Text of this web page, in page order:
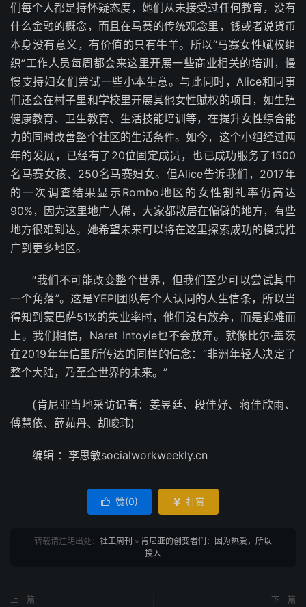
们每个人都是持怀疑态度，她们从未接受过任何教育，没有
什么金融的概念，而且在马赛的传统观念里，钱或者说货币
本身没有意义，有价值的只有牛羊。所以“马赛女性赋权组
织”工作人员每周都会来这里开展一些商业相关的培训，慢
慢支持妇女们尝试一些小本生意。与此同时，Alice和同事
们还会在村子里和学校里开展其他女性赋权的项目，如生殖
健康教育、卫生教育、生活技能培训等，在提升女性综合能
力的同时改善整个社区的生活条件。如今，这个小组经过两
年的发展，已经有了20位固定成员，也已成功服务了1500
名马赛女孩、250名马赛妇女。但Alice告诉我们，2017年
的一次调查结果显示Rombo地区的女性割礼率仍高达
90%，因为这里地广人稀，大家都散居在偏僻的地方，有些
地方很难到达。她希望未来可以将在这里探索成功的模式推
广到更多地区。
“我们不可能改变整个世界，但我们至少可以尝试其中
一个角落”。这是YEPI团队每个人认同的人生信条，所以当
得知到蒙巴萨51%的失业率时，他们没有放弃，而是迎难而
上。我们相信，Naret Intoyie也不会放弃。就像比尔·盖茨
在2019年年信里所传达的同样的信念：“非洲年轻人决定了
整个大陆，乃至全世界的未来。”
(肯尼亚当地采访记者：姜昱廷、段佳妤、蒋佳欣雨、
傅慧依、薛茹丹、胡峻玮)
编辑 ：李思敏socialworkweekly.cn
 赞(0)  打赏
转载请注明出处： 社工周刊 » 肯尼亚的创变者们：因为热爱，所以
投入
上一篇 下一篇